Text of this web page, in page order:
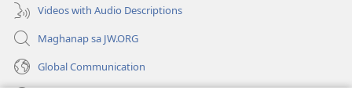
Videos with Audio Descriptions
Maghanap sa JW.ORG
Global Communication